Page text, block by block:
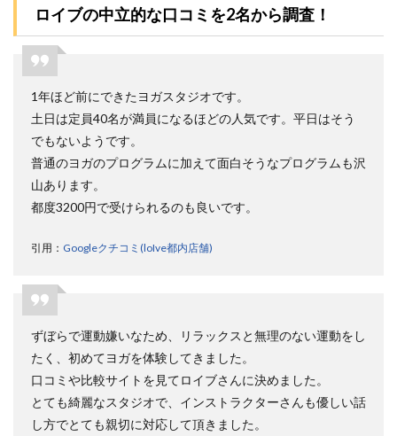
人し
ない
人
すめ
する
人5選
9.2
おす
すめ
しな
選
ブの
ある
疑問
10
選！
10.1
ロイブの中立的な口コミを2名から調査！
1年ほど前にできたヨガスタジオです。
土日は定員40名が満員になるほどの人気です。平日はそう
でもないようです。
普通のヨガのプログラムに加えて面白そうなプログラムも沢
山あります。
都度3200円で受けられるのも良いです。
引用： Googleクチコミ(loIve都内店舗)
ずぼらで運動嫌いなため、リラックスと無理のない運動をし
たく、初めてヨガを体験してきました。
口コミや比較サイトを見てロイブさんに決めました。
とても綺麗なスタジオで、インストラクターさんも優しい話
し方でとても親切に対応して頂きました。